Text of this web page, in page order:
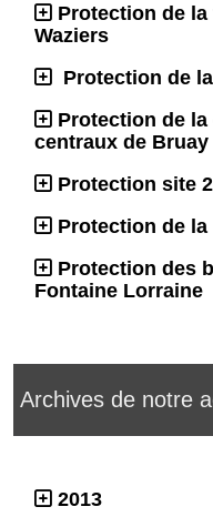
Protection de la
Waziers
Protection de
Protection de
centraux de Bruay
Protection site
Protection de
Protection des
Fontaine Lorraine
Archives de notre
2013